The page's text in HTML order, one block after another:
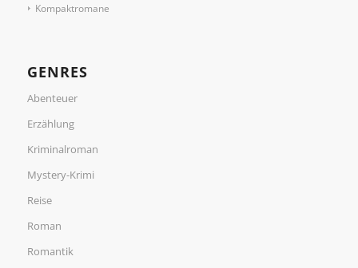
Kompaktromane
GENRES
Abenteuer
Erzählung
Kriminalroman
Mystery-Krimi
Reise
Roman
Romantik